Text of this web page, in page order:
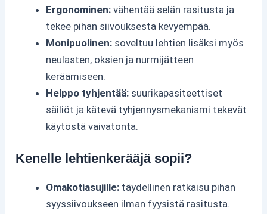
Ergonominen: vähentää selän rasitusta ja
tekee pihan siivouksesta kevyempää.
Monipuolinen: soveltuu lehtien lisäksi myös
neulasten, oksien ja nurmijätteen
keräämiseen.
Helppo tyhjentää: suurikapasiteettiset
säiliöt ja kätevä tyhjennysmekanismi tekevät
käytöstä vaivatonta.
Kenelle lehtienkerääjä sopii?
Omakotiasujille: täydellinen ratkaisu pihan
syyssiivoukseen ilman fyysistä rasitusta.